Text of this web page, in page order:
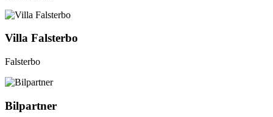
Villa Falsterbo
Falsterbo
Bilpartner